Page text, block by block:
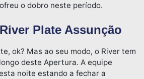
o dobro neste período.
Plate Assunção
ok? Mas ao seu modo, o River tem
deste Apertura. A equipe
noite estando a fechar a